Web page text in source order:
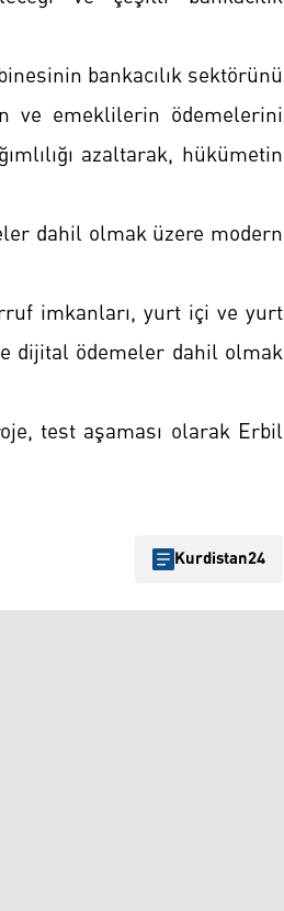
bankacılık sektörünü
ve emeklilerin ödemelerini
azaltarak, hükümetin
dahil olmak üzere modern
imkanları, yurt içi ve yurt
dijital ödemeler dahil olmak
test aşaması olarak Erbil
Kurdistan24